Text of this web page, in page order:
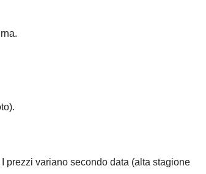
prezzi variano secondo data (alta stagione